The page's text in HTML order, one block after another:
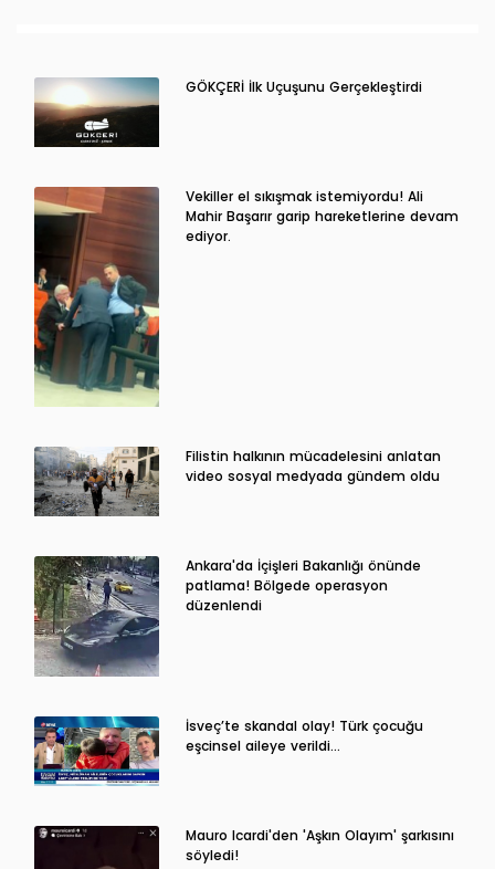
GÖKÇERİ İlk Uçuşunu Gerçekleştirdi
Vekiller el sıkışmak istemiyordu! Ali
Mahir Başarır garip hareketlerine devam
ediyor.
Filistin halkının mücadelesini anlatan
video sosyal medyada gündem oldu
Ankara'da İçişleri Bakanlığı önünde
patlama! Bölgede operasyon
düzenlendi
İsveç’te skandal olay! Türk çocuğu
eşcinsel aileye verildi…
Mauro Icardi'den 'Aşkın Olayım' şarkısını
söyledi!